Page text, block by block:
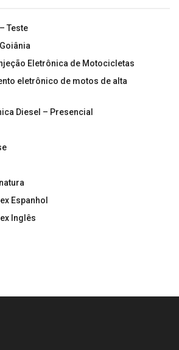
Teste
Eletrônica de Motocicletas
eletrônico de motos de alta
Diesel – Presencial
Espanhol
Inglês